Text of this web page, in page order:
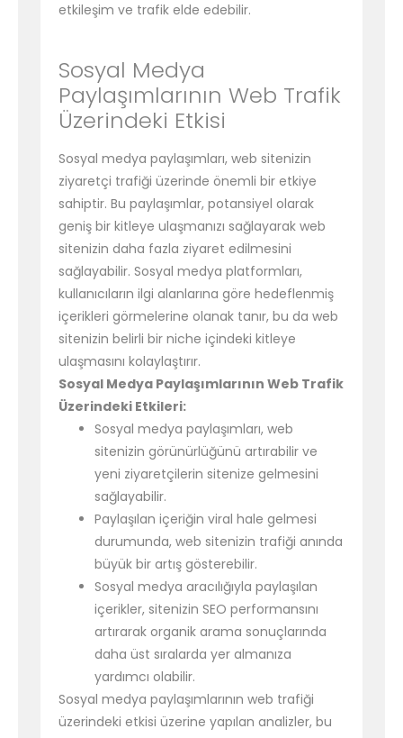
etkileşim ve trafik elde edebilir.
Sosyal Medya
Paylaşımlarının Web Trafik
Üzerindeki Etkisi
Sosyal medya paylaşımları, web sitenizin
ziyaretçi trafiği üzerinde önemli bir etkiye
sahiptir. Bu paylaşımlar, potansiyel olarak
geniş bir kitleye ulaşmanızı sağlayarak web
sitenizin daha fazla ziyaret edilmesini
sağlayabilir. Sosyal medya platformları,
kullanıcıların ilgi alanlarına göre hedeflenmiş
içerikleri görmelerine olanak tanır, bu da web
sitenizin belirli bir niche içindeki kitleye
ulaşmasını kolaylaştırır.
Sosyal Medya Paylaşımlarının Web Trafik
Üzerindeki Etkileri:
Sosyal medya paylaşımları, web
sitenizin görünürlüğünü artırabilir ve
yeni ziyaretçilerin sitenize gelmesini
sağlayabilir.
Paylaşılan içeriğin viral hale gelmesi
durumunda, web sitenizin trafiği anında
büyük bir artış gösterebilir.
Sosyal medya aracılığıyla paylaşılan
içerikler, sitenizin SEO performansını
artırarak organik arama sonuçlarında
daha üst sıralarda yer almanıza
yardımcı olabilir.
Sosyal medya paylaşımlarının web trafiği
üzerindeki etkisi üzerine yapılan analizler, bu